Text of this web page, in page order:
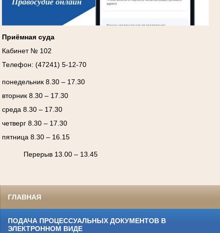
Приёмная суда
Кабинет № 102
Телефон: (47241) 5-12-70
понедельник 8.30 – 17.30
вторник 8.30 – 17.30
среда 8.30 – 17.30
четверг 8.30 – 17.30
пятница 8.30 – 16.15
Перерыв 13.00 – 13.45
ГЛАВНАЯ
ПОДАЧА ПРОЦЕССУАЛЬНЫХ ДОКУМЕНТОВ В
ЭЛЕКТРОННОМ ВИДЕ